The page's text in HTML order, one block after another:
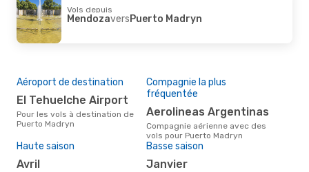
Vols depuis
MendozaversPuerto Madryn
Aéroport de destination
El Tehuelche Airport
Pour les vols à destination de
Puerto Madryn
Compagnie la plus
fréquentée
Aerolineas Argentinas
Compagnie aérienne avec des
vols pour Puerto Madryn
Haute saison
avril
Basse saison
janvier